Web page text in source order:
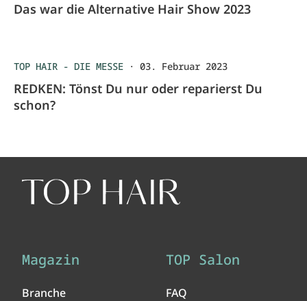
Das war die Alternative Hair Show 2023
TOP HAIR - DIE MESSE · 03. Februar 2023
REDKEN: Tönst Du nur oder reparierst Du
schon?
Magazin
Branche
TOP Salon
FAQ